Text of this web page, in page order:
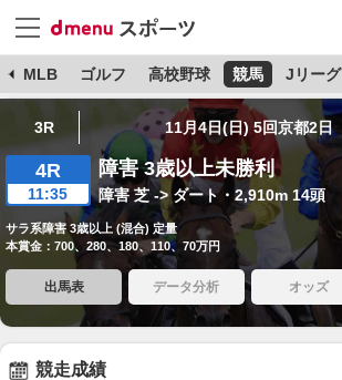
MLB ゴルフ 高校野球 競馬 Jリーグ
3R 11月4日(日) 5回京都2日
4R
11:35
障害 3歳以上未勝利
障害 芝 -> ダート・2,910m 14頭
サラ系障害 3歳以上 (混合) 定量
本賞金：700、280、180、110、70万円
出馬表 データ分析 オッズ
競走成績